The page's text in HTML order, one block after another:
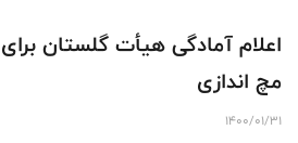
اعلام آمادگی هیأت گلستان
مچ اندازی
1400/01/31